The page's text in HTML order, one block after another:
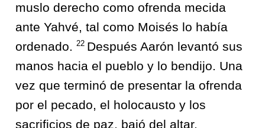
muslo derecho como ofrenda mecida
ante Yahvé, tal como Moisés lo había
ordenado. 22 Después Aarón levantó sus
manos hacia el pueblo y lo bendijo. Una
vez que terminó de presentar la ofrenda
por el pecado, el holocausto y los
sacrificios de paz, bajó del altar.